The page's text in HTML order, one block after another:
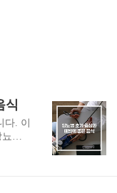
식
. 이
병
병 예